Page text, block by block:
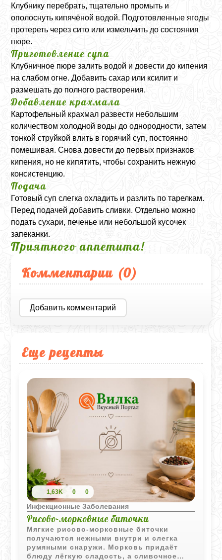
Клубнику перебрать, тщательно промыть и
ополоснуть кипячёной водой. Подготовленные ягоды
протереть через сито или измельчить до состояния
пюре.
Приготовление супа
Клубничное пюре залить водой и довести до кипения
на слабом огне. Добавить сахар или ксилит и
размешать до полного растворения.
Добавление крахмала
Картофельный крахмал развести небольшим
количеством холодной воды до однородности, затем
тонкой струйкой влить в горячий суп, постоянно
помешивая. Снова довести до первых признаков
кипения, но не кипятить, чтобы сохранить нежную
консистенцию.
Подача
Готовый суп слегка охладить и разлить по тарелкам.
Перед подачей добавить сливки. Отдельно можно
подать сухари, печенье или небольшой кусочек
запеканки.
Приятного аппетита!
Комментарии (0)
Добавить комментарий
Еще рецепты
1,63K 0 0
Инфекционные Заболевания
Рисово-морковные биточки
Мягкие рисово-морковные биточки
получаются нежными внутри и слегка
румяными снаружи. Морковь придаёт
блюду лёгкую сладость, а сливочное